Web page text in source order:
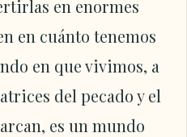
en enormes
en cuánto tenemos
en que vivimos, a
del pecado y el
es un mundo